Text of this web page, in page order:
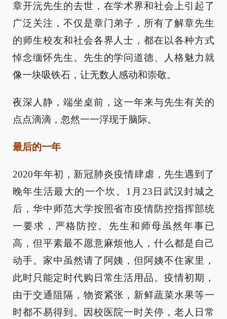
章开沅先生的去世，在学术界和社会上引起了
广泛关注，不仅是章门弟子，所有了解章先生
的师生校友和社会各界人士，都在以各种方式
悼念缅怀先生。先生的学问道德、人格魅力就
像一块吸铁石，让无数人感动和崇敬。
夜深人静，端坐桌前，这一年来与先生有关的
点点滴滴，忽然一一浮现于脑际。
最后的一年
2020年年初，新冠肺炎疫情肆虐，先生遇到了
晚年生活最大的一个坎。1月23日武汉封城之
后，华中师范大学按照省市疫情防控指挥部统
一要求，严格防控。先生和师母虽然年事已
高，但平素最不愿意麻烦他人，什么都是自己
动手。家中虽然请了阿姨，但阿姨不住家里，
此时只能定时代购日常生活用品。疫情初期，
由于交通阻隔，物资紧张，新鲜蔬菜水果等一
时都不易得到。因校医院一时关停，老人日常